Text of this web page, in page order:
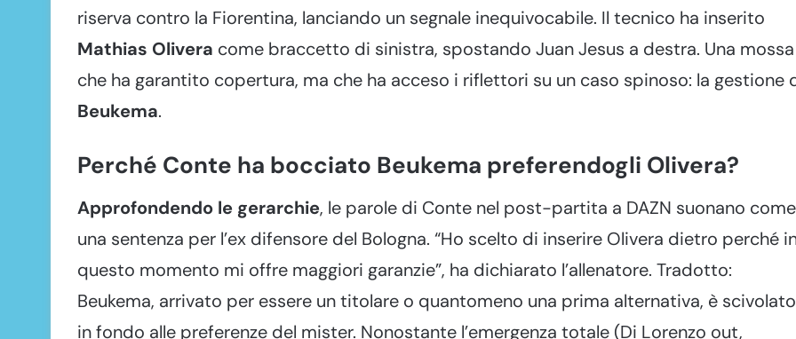
riserva contro la Fiorentina, lanciando un segnale inequivocabile. Il tecnico ha inserito
Mathias Olivera come braccetto di sinistra, spostando Juan Jesus a destra. Una mossa
che ha garantito copertura, ma che ha acceso i riflettori su un caso spinoso: la gestione
Beukema.
Perché Conte ha bocciato Beukema preferendogli Olivera?
Approfondendo le gerarchie, le parole di Conte nel post-partita a DAZN suonano come
una sentenza per l’ex difensore del Bologna. “Ho scelto di inserire Olivera dietro perché
questo momento mi offre maggiori garanzie”, ha dichiarato l’allenatore. Tradotto:
Beukema, arrivato per essere un titolare o quantomeno una prima alternativa, è scivolato
in fondo alle preferenze del mister. Nonostante l’emergenza totale (Di Lorenzo out,